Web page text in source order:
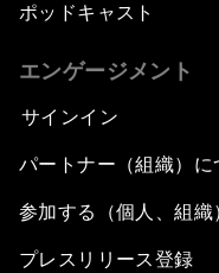
ポッドキャスト
エンゲージメント
サインイン
パートナー（組織）に
参加する（個人、組織
プレスリリース登録